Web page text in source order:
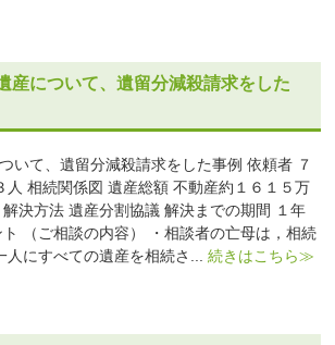
産について、遺留分減殺請求をした
いて、遺留分減殺請求をした事例 依頼者 ７
人 相続関係図 遺産総額 不動産約１６１５万
決方法 遺産分割協議 解決までの期間 １年
ト （ご相談の内容） ・相談者の亡母は，相続
人にすべての遺産を相続さ...
続きはこちら≫